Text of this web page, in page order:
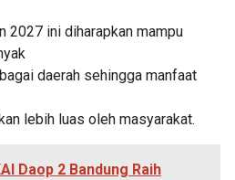
2027 ini diharapkan mampu
daerah sehingga manfaat
lebih luas oleh masyarakat.
Daop 2 Bandung Raih